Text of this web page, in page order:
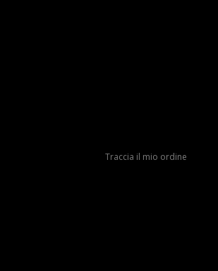
Traccia il mio ordine